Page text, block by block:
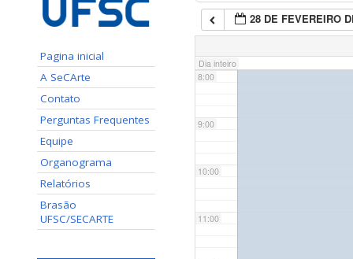
Pagina inicial
A SeCArte
Contato
Perguntas Frequentes
Equipe
Organograma
Relatórios
Brasão
UFSC/SECARTE
28 DE FEVEREIRO
Dia inteiro
7:00
8:00
9:00
10:00
11:00